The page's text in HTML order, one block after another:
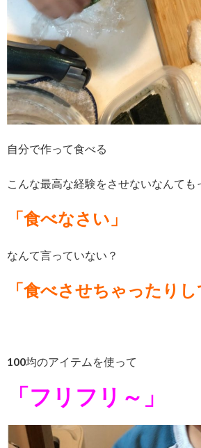
自分で作って食べる
こんな最高な経験をさせないなんても
「食べなさい」
なんて言っていない？
「食べさせちゃったりし
100均のアイテムを使って
「フリフリ～」